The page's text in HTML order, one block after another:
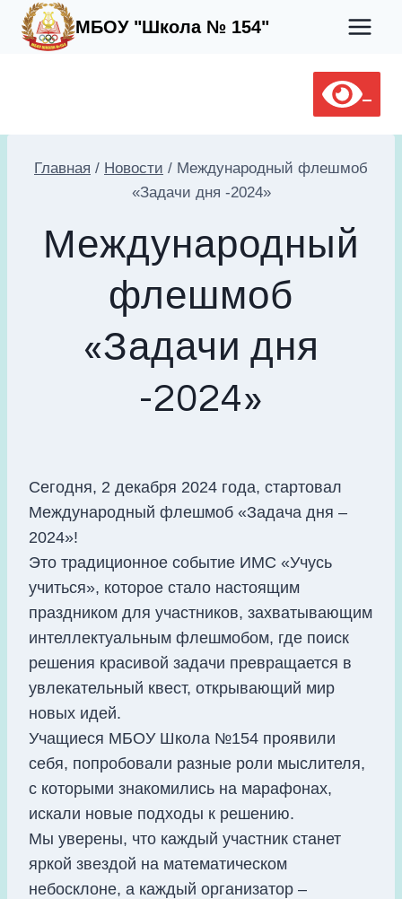
Перейти
МБОУ "Школа № 154"
Главная / Новости / Международный флешмоб
«Задачи дня -2024»
Международный
флешмоб
«Задачи дня
-2024»
Сегодня, 2 декабря 2024 года, стартовал
Международный флешмоб «Задача дня –
2024»!
Это традиционное событие ИМС «Учусь
учиться», которое стало настоящим
праздником для участников, захватывающим
интеллектуальным флешмобом, где поиск
решения красивой задачи превращается в
увлекательный квест, открывающий мир
новых идей.
Учащиеся МБОУ Школа №154 проявили
себя, попробовали разные роли мыслителя,
с которыми знакомились на марафонах,
искали новые подходы к решению.
Мы уверены, что каждый участник станет
яркой звездой на математическом
небосклоне, а каждый организатор –